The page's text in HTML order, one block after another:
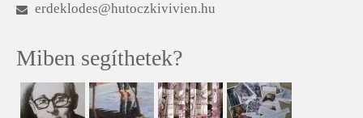
erdeklodes@hutoczkivivien.hu
Miben segíthetek?